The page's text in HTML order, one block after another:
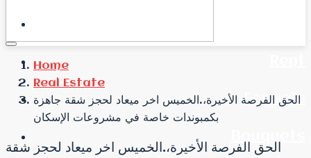
For sale
Home
Real Estate
الحق الفرصة الأخيرة،.الخميس اخر ميعاد لحجز شقة جاهزة
بكمبوندات خاصة في مشروعات الإسكان
الحق الفرصة الأخيرة،.الخميس اخر ميعاد لحجز شقة